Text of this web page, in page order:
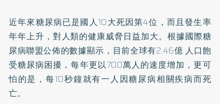
近年來糖尿病已是國人10大死因第4位，而且發生率
年年上升，對人類的健康威脅日益加大。根據國際糖
尿病聯盟公佈的數據顯示，目前全球有2.46億 人口飽
受糖尿病困擾，每年更以700萬人的速度增加，更可
怕的是，每10秒鐘就有一人因糖尿病相關疾病而死
亡。